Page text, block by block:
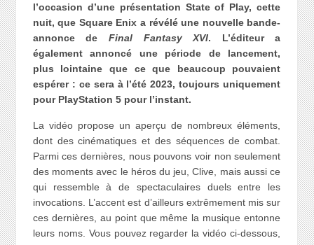
l’occasion d’une présentation State of Play, cette
nuit, que Square Enix a révélé une nouvelle bande-
annonce de Final Fantasy XVI. L’éditeur a
également annoncé une période de lancement,
plus lointaine que ce que beaucoup pouvaient
espérer : ce sera à l’été 2023, toujours uniquement
pour PlayStation 5 pour l’instant.
La vidéo propose un aperçu de nombreux éléments,
dont des cinématiques et des séquences de combat.
Parmi ces dernières, nous pouvons voir non seulement
des moments avec le héros du jeu, Clive, mais aussi ce
qui ressemble à de spectaculaires duels entre les
invocations. L’accent est d’ailleurs extrêmement mis sur
ces dernières, au point que même la musique entonne
leurs noms. Vous pouvez regarder la vidéo ci-dessous,